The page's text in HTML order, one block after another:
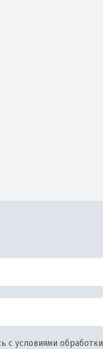
с условиями обработки